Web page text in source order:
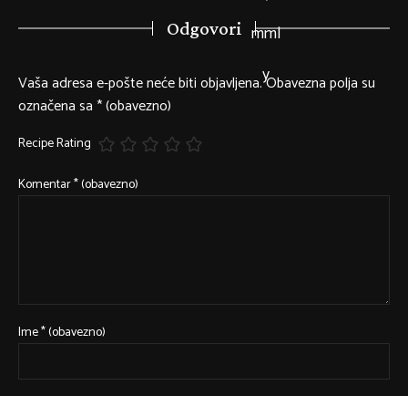
Odgovori
Vaša adresa e-pošte neće biti objavljena.Obavezna polja su
označena sa* (obavezno)
Recipe Rating
Komentar* (obavezno)
Ime* (obavezno)